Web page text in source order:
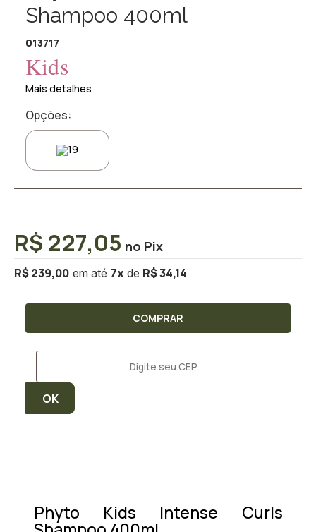
Shampoo 400ml
013717
Kids
Mais detalhes
Opções:
R$ 239,00 7x R$ 34,14
R$ 227,05
COMPRAR
Phyto Kids Intense Curls